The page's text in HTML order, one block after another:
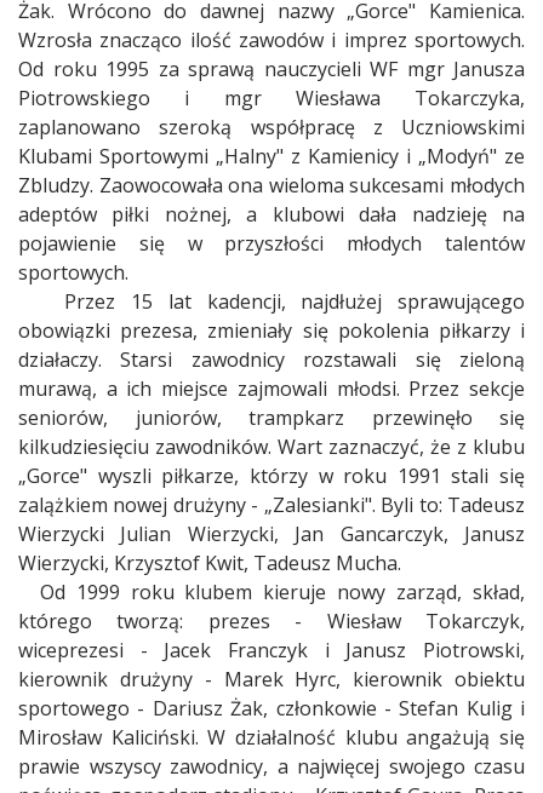
Żak. Wrócono do dawnej nazwy „Gorce" Kamienica.
Wzrosła znacząco ilość zawodów i imprez sportowych.
Od roku 1995 za sprawą nauczycieli WF mgr Janusza
Piotrowskiego i mgr Wiesława Tokarczyka,
zaplanowano szeroką współpracę z Uczniowskimi
Klubami Sportowymi „Halny" z Kamienicy i „Modyń" ze
Zbludzy. Zaowocowała ona wieloma sukcesami młodych
adeptów piłki nożnej, a klubowi dała nadzieję na
pojawienie się w przyszłości młodych talentów
sportowych.
Przez 15 lat kadencji, najdłużej sprawującego
obowiązki prezesa, zmieniały się pokolenia piłkarzy i
działaczy. Starsi zawodnicy rozstawali się zieloną
murawą, a ich miejsce zajmowali młodsi. Przez sekcje
seniorów, juniorów, trampkarz przewinęło się
kilkudziesięciu zawodników. Wart zaznaczyć, że z klubu
„Gorce" wyszli piłkarze, którzy w roku 1991 stali się
zalążkiem nowej drużyny - „Zalesianki". Byli to: Tadeusz
Wierzycki Julian Wierzycki, Jan Gancarczyk, Janusz
Wierzycki, Krzysztof Kwit, Tadeusz Mucha.
Od 1999 roku klubem kieruje nowy zarząd, skład,
którego tworzą: prezes - Wiesław Tokarczyk,
wiceprezesi - Jacek Franczyk i Janusz Piotrowski,
kierownik drużyny - Marek Hyrc, kierownik obiektu
sportowego - Dariusz Żak, członkowie - Stefan Kulig i
Mirosław Kaliciński. W działalność klubu angażują się
prawie wszyscy zawodnicy, a najwięcej swojego czasu